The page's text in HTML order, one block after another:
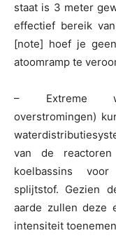
staat is 3 meter
effectief bereik
[note] hoef je
atoomramp te
– Extreme
overstromingen)
van de
koelbassins
splijtstof. Gezien
aarde zullen deze
intensiteit